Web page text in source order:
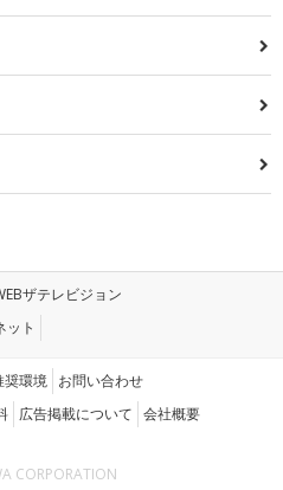
ザテレビジョン
ット
奨環境 お問い合わせ
広告掲載について 会社概要
CORPORATION